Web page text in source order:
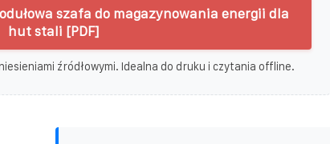
szafa do magazynowania energii dla
hut stali [PDF]
źródłowymi. Idealna do druku i czytania offline.